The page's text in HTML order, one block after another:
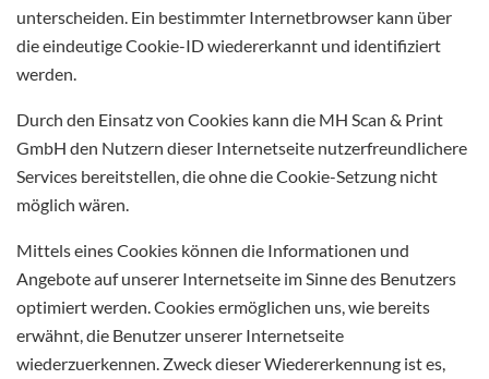
unterscheiden. Ein bestimmter Internetbrowser kann über
die eindeutige Cookie-ID wiedererkannt und identifiziert
werden.
Durch den Einsatz von Cookies kann die MH Scan & Print
GmbH den Nutzern dieser Internetseite nutzerfreundlichere
Services bereitstellen, die ohne die Cookie-Setzung nicht
möglich wären.
Mittels eines Cookies können die Informationen und
Angebote auf unserer Internetseite im Sinne des Benutzers
optimiert werden. Cookies ermöglichen uns, wie bereits
erwähnt, die Benutzer unserer Internetseite
wiederzuerkennen. Zweck dieser Wiedererkennung ist es,